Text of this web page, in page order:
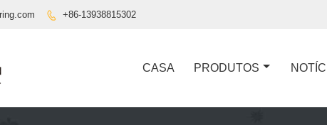
 +86-13938815302
CASA PRODUTOS